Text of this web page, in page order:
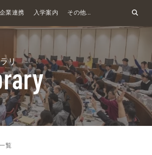
企業連携 入学案内 その他...
リ
覧